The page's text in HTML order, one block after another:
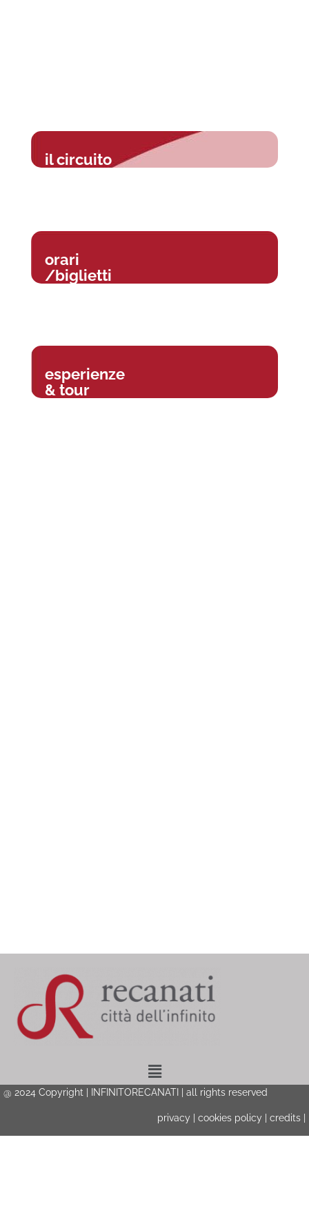
il circuito
orari
/biglietti
esperienze
& tour
Menu
@ 2024 Copyright | INFINITORECANATI | all rights reserved
privacy cookies policy credits